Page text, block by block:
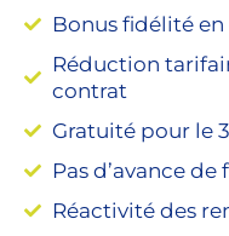
Bonus fidélité
Réduction
contrat
Gratuité pour le
Pas d’avance
Réactivité des